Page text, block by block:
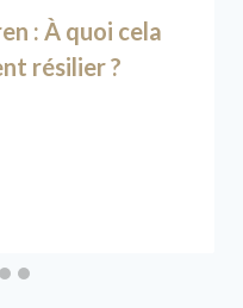
: À quoi cela
résilier ?